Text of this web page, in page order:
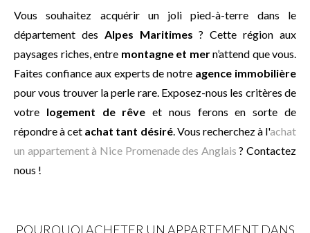
Vous souhaitez acquérir un joli pied-à-terre dans le
département des Alpes Maritimes ? Cette région aux
paysages riches, entre montagne et mern’attend que vous.
Faites confiance aux experts de notre agence immobilière
pour vous trouver la perle rare. Exposez-nous les critères de
votre logement de rêve et nous ferons en sorte de
répondre à cet achat tant désiré. Vous recherchez à l'achat
un appartement à Nice Promenade des Anglais ? Contactez
nous !
POURQUOI ACHETER UN APPARTEMENT DANS